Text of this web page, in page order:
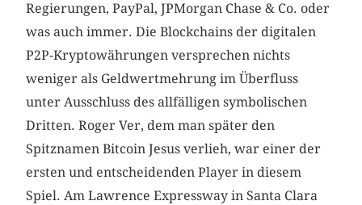
Regierungen, PayPal, JPMorgan Chase & Co. oder
was auch immer. Die Blockchains der digitalen
P2P-Kryptowährungen versprechen nichts
weniger als Geldwertmehrung im Überfluss
unter Ausschluss des allfälligen symbolischen
Dritten. Roger Ver, dem man später den
Spitznamen Bitcoin Jesus verlieh, war einer der
ersten und entscheidenden Player in diesem
Spiel. Am Lawrence Expressway in Santa Clara